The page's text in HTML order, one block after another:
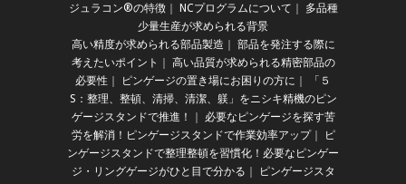
ジュラコン®の特徴｜ NCプログラムについて ｜
多品種
少量生産が求められる背景
高い精度が求められる部品製造 ｜ 部品を発注する際に
考えたいポイント ｜ 高い品質が求められる精密部品の
必要性 ｜ ピンゲージの置き場にお困りの方に ｜
「５
S：整理、整頓、清掃、清潔、躾」をニシキ精機のピン
ゲージスタンドで推進！
｜
必要なピンゲージを探す苦
労を解消！ピンゲージスタンドで作業効率アップ｜
ピ
ンゲージスタンドで整理整頓を習慣化！必要なピンゲー
ジ・リングゲージがひと目で分かる ｜
ピンゲージスタ